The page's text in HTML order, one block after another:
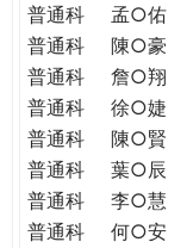
普通科
孟○佑
普通科
陳○豪
普通科
詹○翔
普通科
徐○婕
普通科
陳○賢
普通科
葉○辰
普通科
李○慧
普通科
何○安